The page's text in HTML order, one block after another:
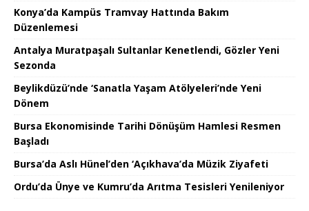
Konya’da Kampüs Tramvay Hattında Bakım
Düzenlemesi
Antalya Muratpaşalı Sultanlar Kenetlendi, Gözler Yeni
Sezonda
Beylikdüzü’nde ‘Sanatla Yaşam Atölyeleri’nde Yeni
Dönem
Bursa Ekonomisinde Tarihi Dönüşüm Hamlesi Resmen
Başladı
Bursa’da Aslı Hünel’den ‘Açıkhava’da Müzik Ziyafeti
Ordu’da Ünye ve Kumru’da Arıtma Tesisleri Yenileniyor